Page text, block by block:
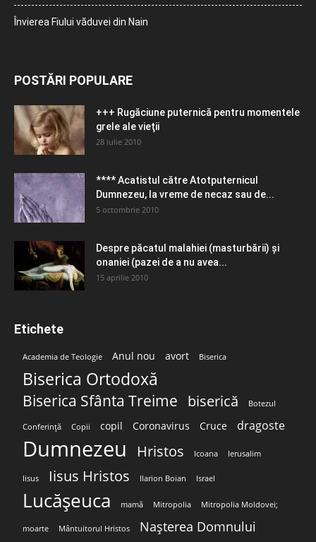
Învierea Fiului văduvei din Nain
POSTĂRI POPULARE
+++ Rugăciune puternică pentru momentele
grele ale vieţii
28 iulie 2010
**** Acatistul către Atotputernicul
Dumnezeu, la vreme de necaz sau de...
5 octombrie 2010
Despre păcatul malahiei (masturbării) şi
onaniei (pazei de a nu avea...
15 aprilie 2010
Etichete
Academia de Teologie Anul nou avort Biserica
Biserica Ortodoxă
Biserica Sfânta Treime biserică Botezul
Conferință Copii copil Coronavirus Cruce dragoste
Dumnezeu Hristos Icoana Ierusalim
Iisus Iisus Hristos Ilarion Boian Israel
Lucășeuca mamă Mitropolia Mitropolia Moldovei;
moarte Mântuitorul Hristos Nașterea Domnului